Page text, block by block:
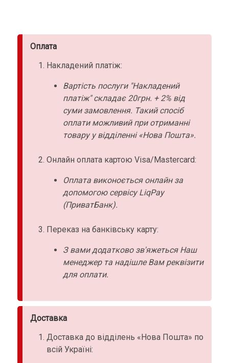
Оплата
Накладений платіж:
Вартість послуги "Накладений
платіж" складає 20грн. + 2% від
суми замовлення. Такий спосіб
оплати можливий при отриманні
товару у відділенні «Нова Пошта».
Онлайн оплата картою Visa/Mastercard:
Оплата виконоється онлайн за
допомогою сервісу LiqPay
(ПриватБанк).
Переказ на банківську карту:
З вами додатково зв'яжеться Наш
менеджер та надішле Вам реквізити
для оплати.
Доставка
Доставка до відділень «Нова Пошта» по
всій Україні: